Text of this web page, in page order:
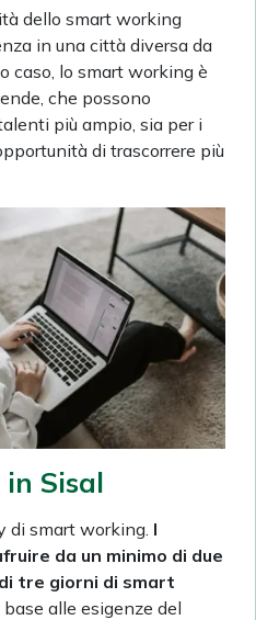
dello smart working
in una città diversa da
caso, lo smart working è
che possono
più ampio, sia per i
di trascorrere più
Sisal
di smart working. I
da un minimo di due
tre giorni di smart
base alle esigenze del